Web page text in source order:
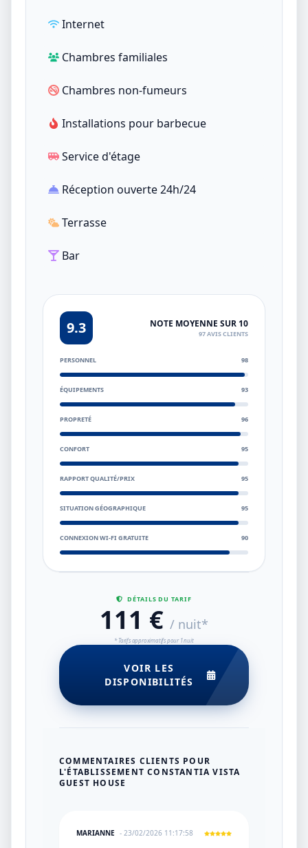
Internet
Chambres familiales
Chambres non-fumeurs
Installations pour barbecue
Service d'étage
Réception ouverte 24h/24
Terrasse
Bar
9.3 NOTE MOYENNE SUR 10
97 AVIS CLIENTS
PERSONNEL 98
ÉQUIPEMENTS 93
PROPRETÉ 96
CONFORT 95
RAPPORT QUALITÉ/PRIX 95
SITUATION GÉOGRAPHIQUE 95
CONNEXION WI-FI GRATUITE 90
DÉTAILS DU TARIF
111 € / nuit*
* Tarifs approximatifs pour 1 nuit
VOIR LES
DISPONIBILITÉS
COMMENTAIRES CLIENTS POUR
L'ÉTABLISSEMENT CONSTANTIA VISTA
GUEST HOUSE
MARIANNE - 23/02/2026 11:17:58